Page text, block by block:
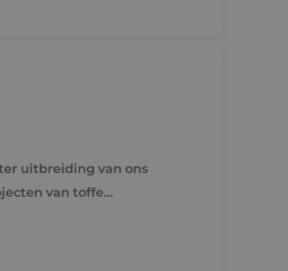
uitbreiding van ons
van toffe